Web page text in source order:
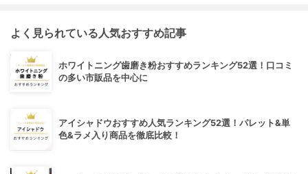
よく見られている人気おすすめ記事
ホワイトニング歯磨き粉おすすめランキング52選！口コミ
の多い市販品を中心に
アイシャドウおすすめ人気ランキング52選！パレット&単
色&ラメ入り商品を徹底比較！